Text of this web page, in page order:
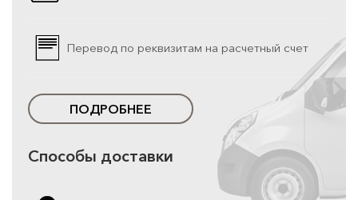
Перевод по реквизитам на расчетный счет
ПОДРОБНЕЕ
Способы доставки